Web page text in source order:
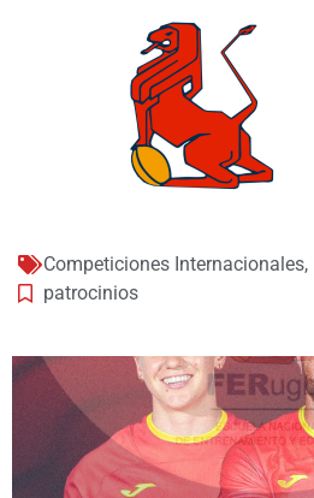
Competiciones Internacionales,
patrocinios